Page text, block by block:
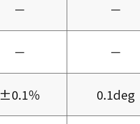
－ －
－ －
±0.1％ 0.1deg